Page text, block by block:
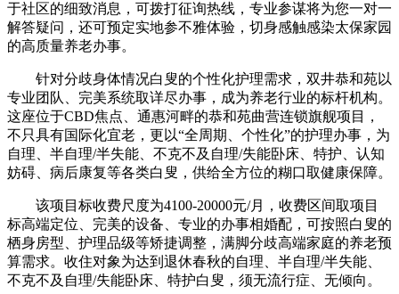
于社区的细致消息，可拨打征询热线，专业参谋将为您一对一
解答疑问，还可预定实地参不雅体验，切身感触感染太保家园
的高质量养老办事。
针对分歧身体情况白叟的个性化护理需求，双井恭和苑以
专业团队、完美系统取详尽办事，成为养老行业的标杆机构。
这座位于CBD焦点、通惠河畔的恭和苑曲营连锁旗舰项目，
不只具有国际化宜老，更以“全周期、个性化”的护理办事，为
自理、半自理/半失能、不克不及自理/失能卧床、特护、认知
妨碍、病后康复等各类白叟，供给全方位的糊口取健康保障。
该项目标收费尺度为4100-20000元/月，收费区间取项目
标高端定位、完美的设备、专业的办事相婚配，可按照白叟的
栖身房型、护理品级等矫捷调整，满脚分歧高端家庭的养老预
算需求。收住对象为达到退休春秋的自理、半自理/半失能、
不克不及自理/失能卧床、特护白叟，须无流行症、无倾向。